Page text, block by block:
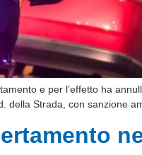
e per l’effetto ha
della Strada, con sanzione